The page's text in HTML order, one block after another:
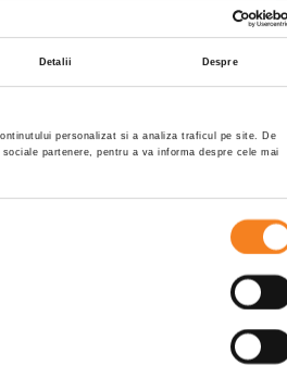
Detalii Despre
personalizat si a analiza traficul pe site. De
partenere, pentru a va informa despre cele mai
5% 385/65R22,5;10%
385/65R22,5;10%
315/80R22,5;40%